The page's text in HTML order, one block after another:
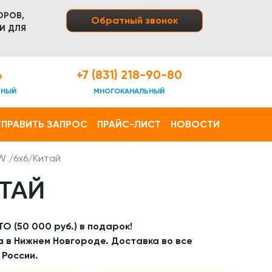
ДЛЯ
Обратный звонок
+7 (831) 218-90-80
МНОГОКАНАЛЬНЫЙ
ЗАПРОС ПРАЙС-ЛИСТ НОВОСТИ
/6х6/Китай
(50 000 руб.) в подарок!
в Нижнем Новгороде. Доставка во все